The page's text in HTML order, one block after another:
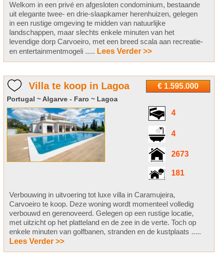
Welkom in een privé en afgesloten condominium, bestaande
uit elegante twee- en drie-slaapkamer herenhuizen, gelegen
in een rustige omgeving te midden van natuurlijke
landschappen, maar slechts enkele minuten van het
levendige dorp Carvoeiro, met een breed scala aan recreatie-
en entertainmentmogeli ..... Lees Verder >>
€ 1.595.000
Villa te koop in Lagoa
Portugal ~ Algarve - Faro ~ Lagoa
4
4
2673
181
Verbouwing in uitvoering tot luxe villa in Caramujeira,
Carvoeiro te koop. Deze woning wordt momenteel volledig
verbouwd en gerenoveerd. Gelegen op een rustige locatie,
met uitzicht op het platteland en de zee in de verte. Toch op
enkele minuten van golfbanen, stranden en de kustplaats .....
Lees Verder >>